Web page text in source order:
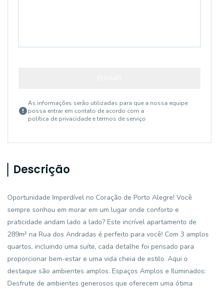
As informações serão utilizadas para que a nossa equipe
possa entrar em contato de acordo com a
política de privacidade e termos de serviço
Descrição
Oportunidade Imperdível no Coração de Porto Alegre! Você
sempre sonhou em morar em um lugar onde conforto e
praticidade andam lado a lado? Este incrível apartamento de
289m² na Rua dos Andradas é perfeito para você! Com 3 amplos
quartos, incluindo uma suíte, cada detalhe foi pensado para
proporcionar bem-estar e uma vida cheia de estilo. Aqui o
destaque são ambientes amplos. Espaços Amplos e Iluminados:
Desfrute de ambientes generosos que oferecem uma ótima